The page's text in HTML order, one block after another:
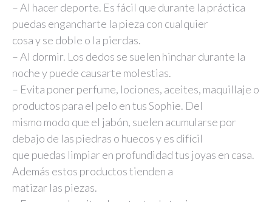
– Al hacer deporte. Es fácil que durante la práctica
puedas engancharte la pieza con cualquier
cosa y se doble o la pierdas.
– Al dormir. Los dedos se suelen hinchar durante la
noche y puede causarte molestias.
– Evita poner perfume, lociones, aceites, maquillaje o
productos para el pelo en tus Sophie. Del
mismo modo que el jabón, suelen acumularse por
debajo de las piedras o huecos y es difícil
que puedas limpiar en profundidad tus joyas en casa.
Además estos productos tienden a
matizar las piezas.